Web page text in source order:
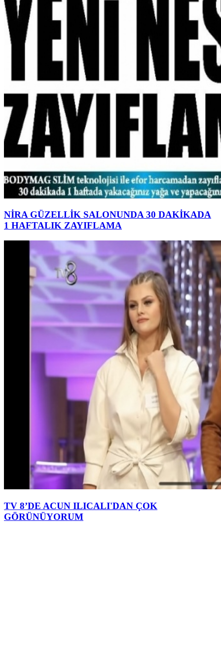
NİRA GÜZELLİK SALONUNDA 30 DAKİKADA
1 HAFTALIK ZAYIFLAMA
TV 8’DE ACUN ILICALI'DAN ÇOK
GÖRÜNÜYORUM